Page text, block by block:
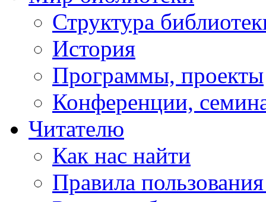
Структура
История
Программы, проекты
Конференции,
Читателю
Как нас найти
Правила